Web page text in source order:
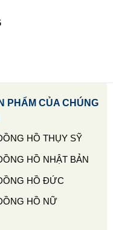
PHẨM CỦA CHÚNG
HỒ THỤY SỸ
HỒ NHẬT BẢN
HỒ ĐỨC
HỒ NỮ